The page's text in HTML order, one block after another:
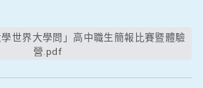
營.pdf